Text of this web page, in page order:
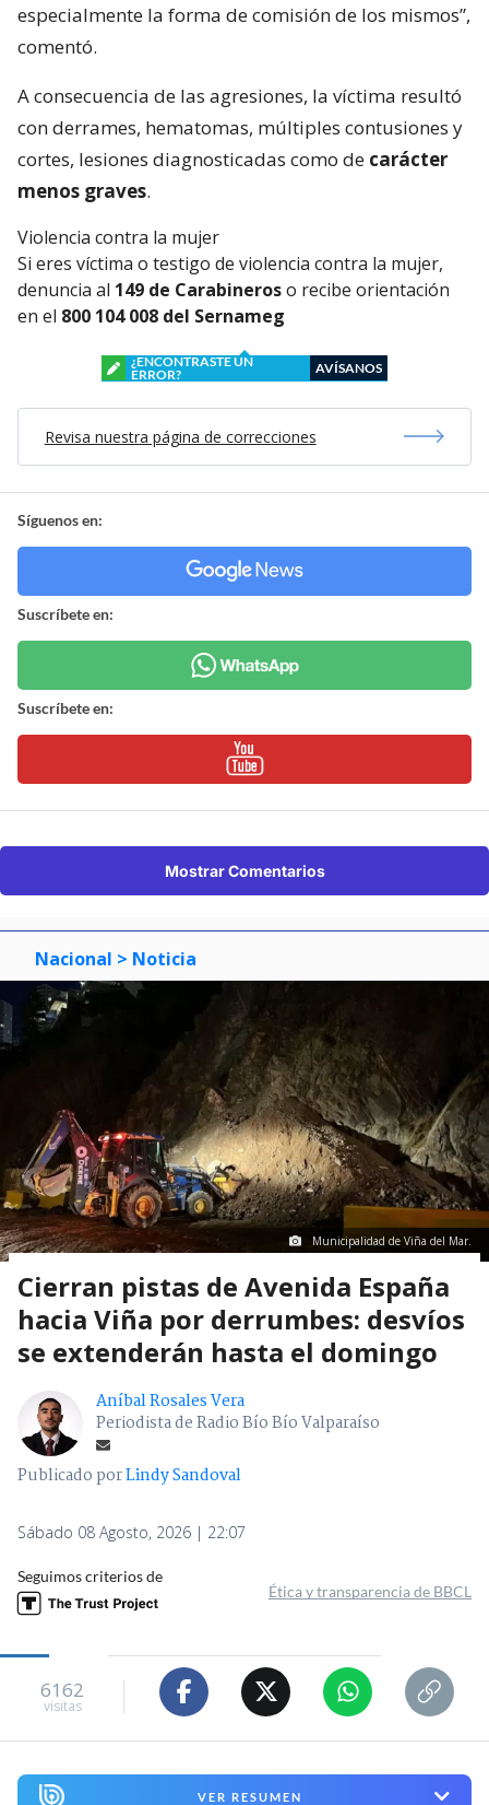
especialmente la forma de comisión de los mismos”,
comentó.
A consecuencia de las agresiones, la víctima resultó
con derrames, hematomas, múltiples contusiones y
cortes, lesiones diagnosticadas como de carácter
menos graves.
Violencia contra la mujer
Si eres víctima o testigo de violencia contra la mujer,
denuncia al 149 de Carabineroso recibe orientación
en el 800 104 008 del Sernameg
¿ENCONTRASTE UN
ERROR?
AVÍSANOS
Revisa nuestra página de correcciones
Síguenos en:
Suscríbete en:
Suscríbete en:
Mostrar Comentarios
Nacional > Noticia
Municipalidad de Viña del Mar.
Cierran pistas de Avenida España
hacia Viña por derrumbes: desvíos
se extenderán hasta el domingo
Aníbal Rosales Vera
Periodista de Radio Bío Bío Valparaíso
Publicado porLindy Sandoval
Sábado 08 Agosto, 2026 | 22:07
Seguimos criterios de
Ética y transparencia de BBCL
6162
visitas
VER RESUMEN